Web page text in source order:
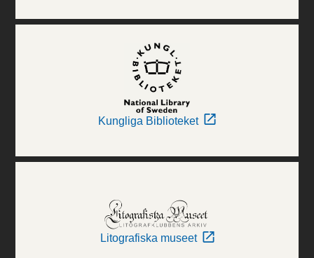
Kungliga Biblioteket
Litografiska museet